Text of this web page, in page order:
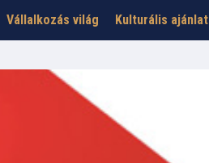
Vállalkozás világ Kulturális ajánlat